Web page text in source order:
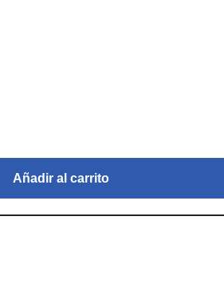
Añadir al carrito